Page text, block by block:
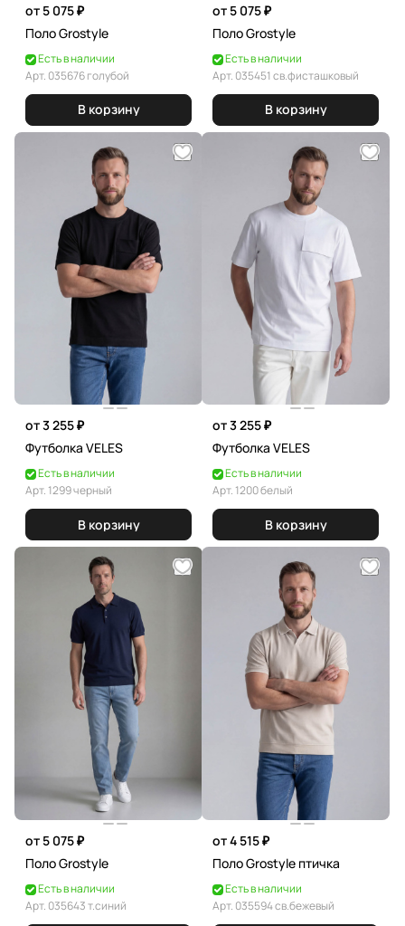
от 5 075 ₽
Поло Grostyle
Есть в наличии
Арт. 035676 голубой
В корзину
от 5 075 ₽
Поло Grostyle
Есть в наличии
Арт. 035451 св.фисташковый
В корзину
от 3 255 ₽
Футболка VELES
Есть в наличии
Арт. 1299 черный
В корзину
от 3 255 ₽
Футболка VELES
Есть в наличии
Арт. 1200 белый
В корзину
от 5 075 ₽
Поло Grostyle
Есть в наличии
Арт. 035643 т.синий
от 4 515 ₽
Поло Grostyle птичка
Есть в наличии
Арт. 035594 св.бежевый